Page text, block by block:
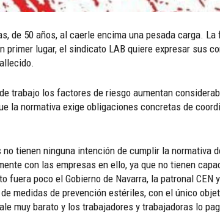
de 50 años, al caerle encima una pesada carga.
lugar, el sindicato LAB quiere expresar sus
trabajo los factores de riesgo aumentan
la normativa exige obligaciones concretas de
tienen ninguna intención de cumplir la normativa
con las empresas en ello, ya que no tienen
poco el Gobierno de Navarra, la patronal CEN
medidas de prevención estériles, con el único
muy barato y los trabajadores y trabajadoras lo